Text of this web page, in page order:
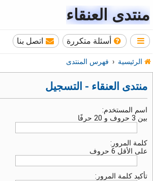
منتدى العنقاء
أسئلة متكررة اتصل بنا
الرئيسية فهرس المنتدى
منتدى العنقاء - التسجيل
اسم المستخدم:
بين 3 حروف و 20 حرفًا
كلمة المرور:
على الأقل 6 حروف
تأكيد كلمة المرور: